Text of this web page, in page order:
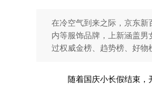
在冷空气到来之际，京东新
内等服饰品牌，上新涵盖
过权威金榜、趋势榜、好物
随着国庆小长假结束